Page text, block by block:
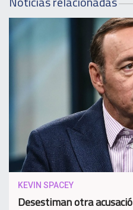
KEVIN SPACEY
Desestiman otra